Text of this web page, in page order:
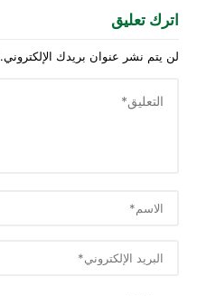
اترك تعليق
لن يتم نشر عنوان بريدك الإلكتروني.